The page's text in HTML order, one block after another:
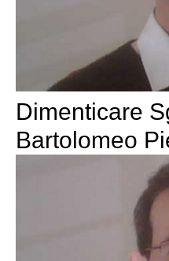
Dimenticare
Bartolomeo